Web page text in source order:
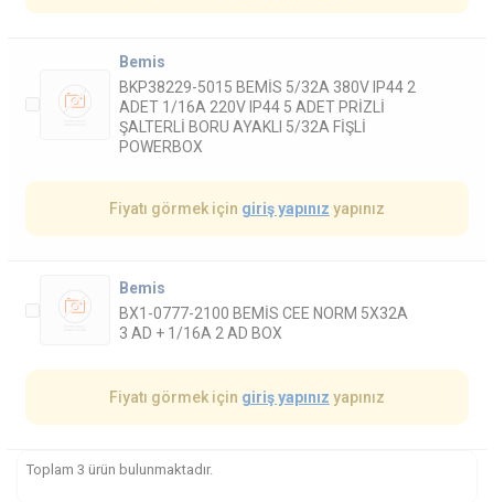
Bemis
BKP38229-5015 BEMİS 5/32A 380V IP44 2
ADET 1/16A 220V IP44 5 ADET PRİZLİ
ŞALTERLİ BORU AYAKLI 5/32A FİŞLİ
POWERBOX
Fiyatı görmek için giriş yapınız yapınız
Bemis
BX1-0777-2100 BEMİS CEE NORM 5X32A
3 AD + 1/16A 2 AD BOX
Fiyatı görmek için giriş yapınız yapınız
Toplam 3 ürün bulunmaktadır.